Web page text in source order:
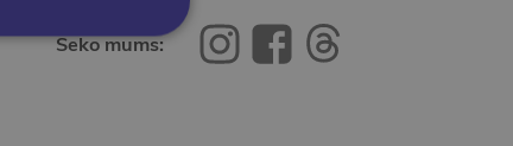
Seko mums: